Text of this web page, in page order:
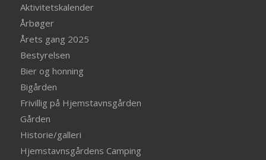
Aktivitetskalender
Årbøger
Årets gang 2025
Bestyrelsen
Bier og honning
Bigården
Frivillig på Hjemstavnsgården
Gården
Historie/galleri
Hjemstavnsgårdens Camping